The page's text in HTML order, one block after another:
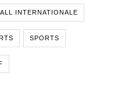
INTERNATIONALE
SPORTS